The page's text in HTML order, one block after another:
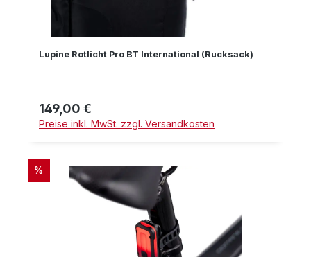
Lupine Rotlicht Pro BT International (Rucksack)
Regulärer Preis:
149,00 €
Preise inkl. MwSt. zzgl. Versandkosten
RABATT
%